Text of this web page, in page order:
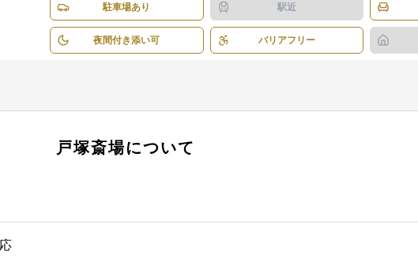
駐車場あり 駅近
夜間付き添い可 バリアフリー
戸塚斎場について